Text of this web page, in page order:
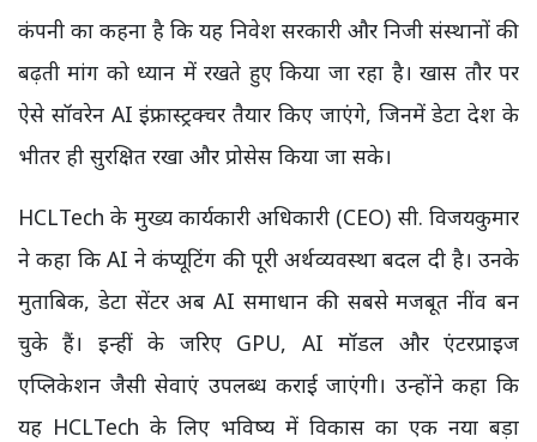
कंपनी का कहना है कि यह निवेश सरकारी और निजी संस्थानों की
बढ़ती मांग को ध्यान में रखते हुए किया जा रहा है। खास तौर पर
ऐसे सॉवरेन AI इंफ्रास्ट्रक्चर तैयार किए जाएंगे, जिनमें डेटा देश के
भीतर ही सुरक्षित रखा और प्रोसेस किया जा सके।
HCLTech के मुख्य कार्यकारी अधिकारी (CEO) सी. विजयकुमार
ने कहा कि AI ने कंप्यूटिंग की पूरी अर्थव्यवस्था बदल दी है। उनके
मुताबिक, डेटा सेंटर अब AI समाधान की सबसे मजबूत नींव बन
चुके हैं। इन्हीं के जरिए GPU, AI मॉडल और एंटरप्राइज
एप्लिकेशन जैसी सेवाएं उपलब्ध कराई जाएंगी। उन्होंने कहा कि
यह HCLTech के लिए भविष्य में विकास का एक नया बड़ा